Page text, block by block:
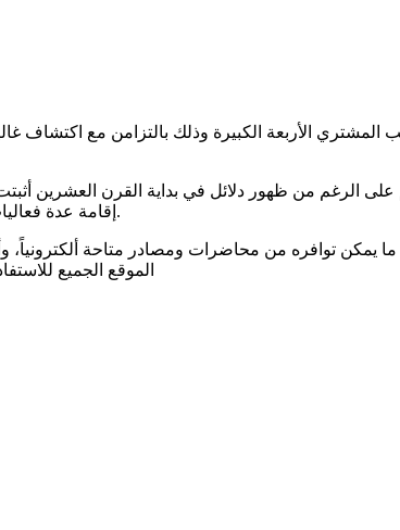
إقامة عدة فعاليات وخاصة في المنطقة الفرنكفونية، سليطت الضوء على إنجازاته العلمية.
ما يمكن توافره من محاضرات ومصادر متاحة
الموقع الجميع